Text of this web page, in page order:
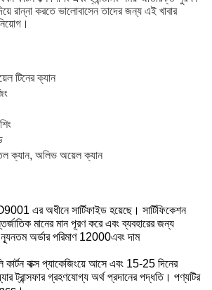
রান্না করতে ভালোবাসেন তাদের জন্য এই খাবার
টিনের ক্যান
ক্যান, অলিভ অয়েল ক্যান
এর অধীনে সার্টিফাইড হয়েছে। সার্টিফিকেশন
মানের মান পূরণ করে এবং ব্যবহারের জন্য
অর্ডার পরিমাণ 12000এবং দাম
বাক্স প্যাকেজিংয়ে আসে এবং 15-25 দিনের
ট্রান্সফার গ্রহণযোগ্য অর্থ প্রদানের পদ্ধতি। পণ্যটির